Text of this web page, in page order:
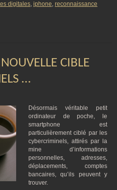
digitales, iphone, reconnaissance
CIBLE
…
Désormais véritable petit
ordinateur de poche, le
smartphone est
particulièrement ciblé par les
cybercriminels, attirés par la
mine d’informations
personnelles, adresses,
déplacements, comptes
bancaires, qu’ils peuvent y
trouver.